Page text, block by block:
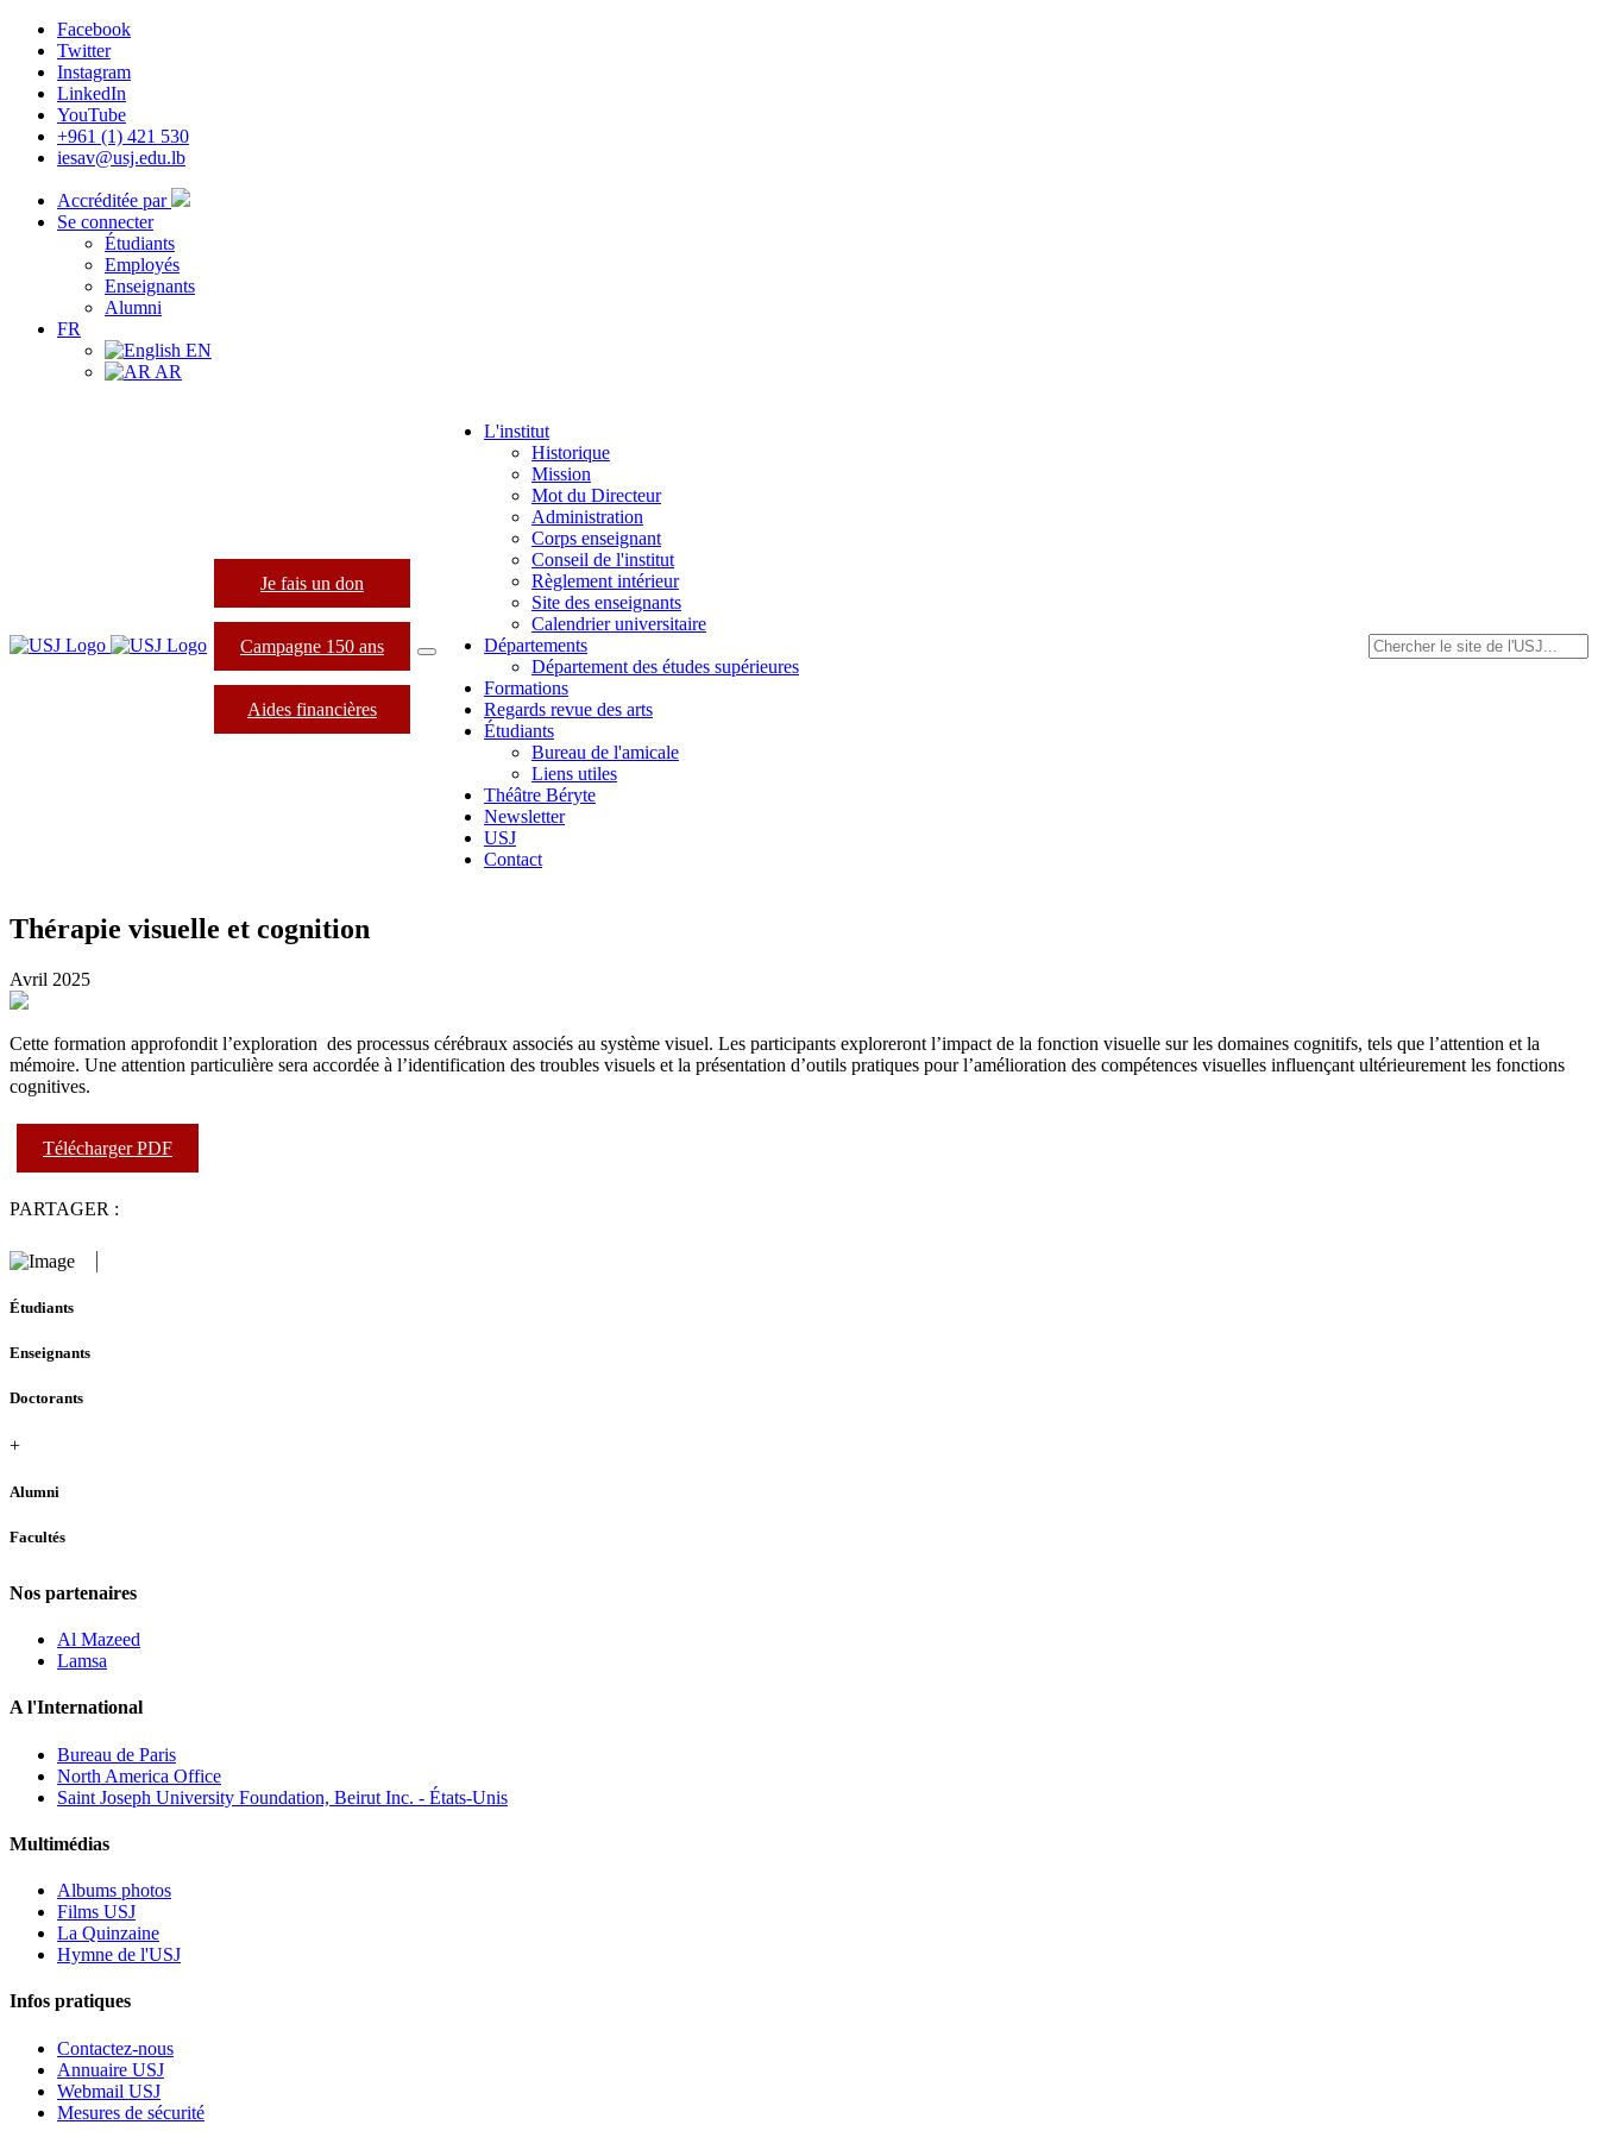
Facebook
Twitter
Instagram
LinkedIn
YouTube
+961 (1) 421 530
iesav@usj.edu.lb
Accréditée par
Se connecter
Étudiants
Employés
Enseignants
Alumni
FR
EN
AR
Je fais un don
Campagne 150 ans
Aides financières
L'institut
Historique
Mission
Mot du Directeur
Administration
Corps enseignant
Conseil de l'institut
Règlement intérieur
Site des enseignants
Calendrier universitaire
Départements
Département des études supérieures
Formations
Regards revue des arts
Étudiants
Bureau de l'amicale
Liens utiles
Théâtre Béryte
Newsletter
USJ
Contact
Thérapie visuelle et cognition
Avril 2025
Cette formation approfondit l’exploration des processus cérébraux associés au système visuel. Les participants exploreront l’impact de la fonction visuelle sur les domaines cognitifs, tels que l’attention et la
mémoire. Une attention particulière sera accordée à l’identification des troubles visuels et la présentation d’outils pratiques pour l’amélioration des compétences visuelles influençant ultérieurement les fonctions
cognitives.
Télécharger PDF
PARTAGER :
Étudiants
Enseignants
Doctorants
+
Alumni
Facultés
Nos partenaires
Al Mazeed
Lamsa
A l'International
Bureau de Paris
North America Office
Saint Joseph University Foundation, Beirut Inc. - États-Unis
Multimédias
Albums photos
Films USJ
La Quinzaine
Hymne de l'USJ
Infos pratiques
Contactez-nous
Annuaire USJ
Webmail USJ
Mesures de sécurité